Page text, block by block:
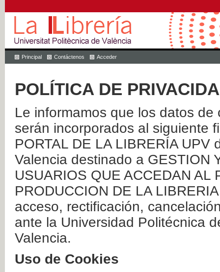
Principal Contáctenos Acceder
POLÍTICA DE
Le informamos que los datos
serán incorporados al siguiente
PORTAL DE LA LIBRERÍA
Valencia destinado a GESTION
USUARIOS QUE ACCEDAN AL
PRODUCCION DE LA
acceso, rectificación,
ante la Universidad Politécnica
Valencia.
Uso de Cookies